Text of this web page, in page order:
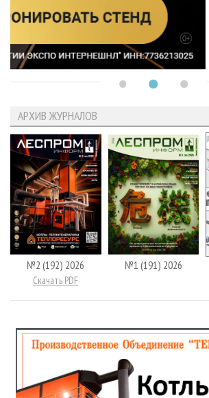
АРХИВ ЖУРНАЛОВ
№2 (192) 2026
Скачать PDF
№1 (191) 2026